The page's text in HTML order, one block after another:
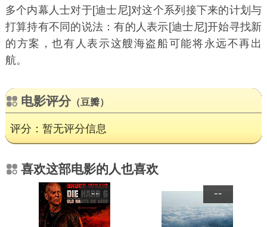
多个内幕人士对于[迪士尼]对这个系列接下来的计划与
打算持有不同的说法：有的人表示[迪士尼]开始寻找新
的方案，也有人表示这艘海盗船可能将永远不再出
航。
电影评分（豆瓣）
评分：暂无评分信息
喜欢这部电影的人也喜欢
-- --